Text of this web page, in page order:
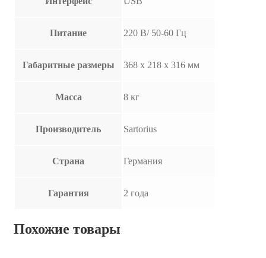
Питание 220 В/ 50-60 Гц
Габаритные размеры 368 х 218 х 316 мм
Масса 8 кг
Производитель Sartorius
Страна Германия
Гарантия 2 года
Похожие товары